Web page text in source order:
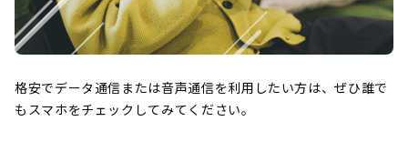
格安でデータ通信または音声通信を利用したい方は、ぜひ誰で
もスマホをチェックしてみてください。